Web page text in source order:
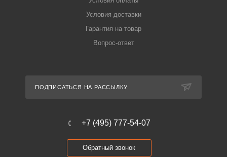
Условия доставки
Гарантия на товар
Вопрос-ответ
ПОДПИСАТЬСЯ НА РАССЫЛКУ
+7 (495) 777-54-07
Обратный звонок